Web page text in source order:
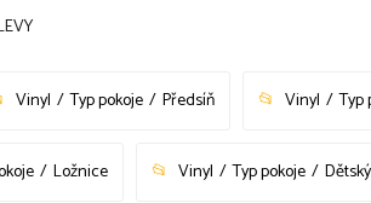
Vinyl Typ pokoje Předsíň Vinyl Typ
Ložnice Vinyl Typ pokoje